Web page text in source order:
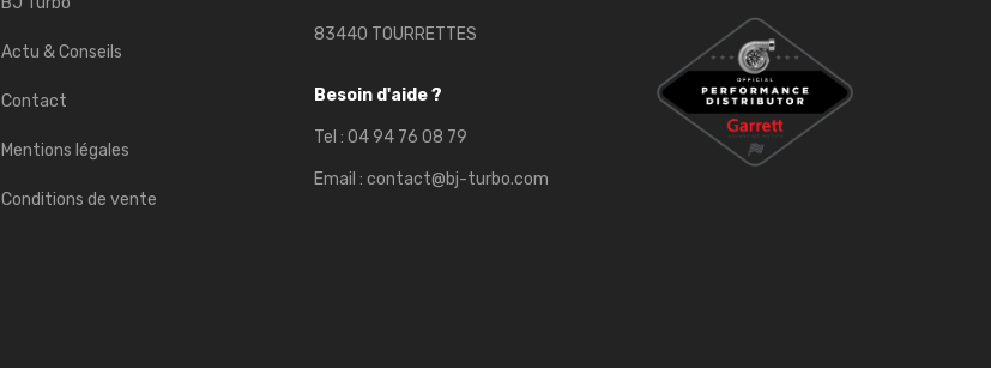
Actu & Conseils
Contact
Mentions légales
Conditions de vente
83440 TOURRETTES
Besoin d'aide ?
Tel : 04 94 76 08 79
Email : contact@bj-turbo.com